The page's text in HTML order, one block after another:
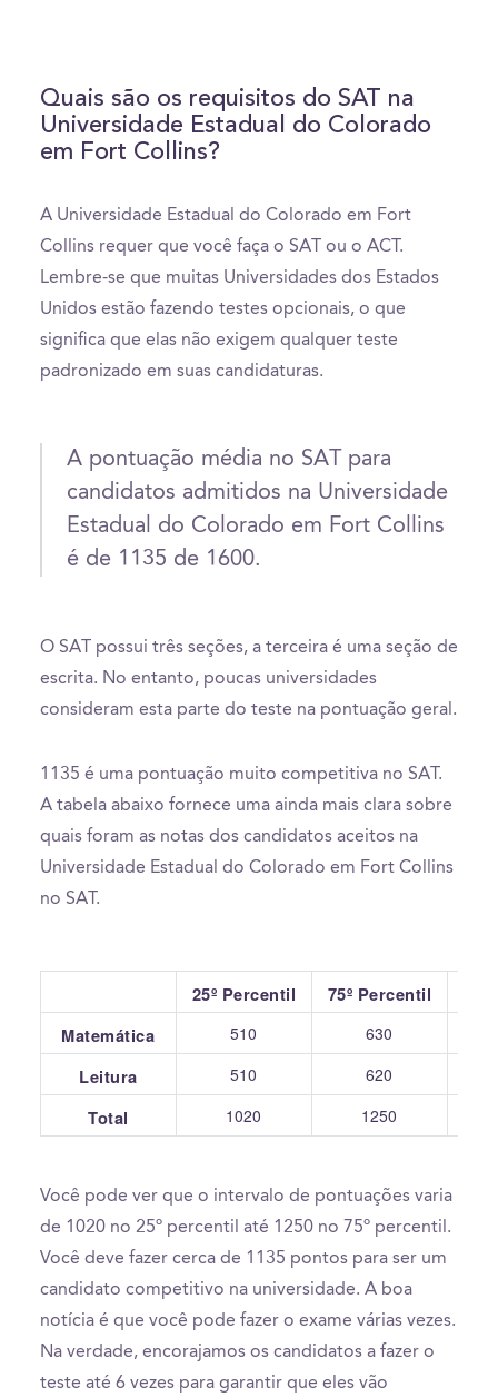
Quais são os requisitos do SAT na
Universidade Estadual do Colorado
em Fort Collins?
A Universidade Estadual do Colorado em Fort
Collins requer que você faça o SAT ou o ACT.
Lembre-se que muitas Universidades dos Estados
Unidos estão fazendo testes opcionais, o que
significa que elas não exigem qualquer teste
padronizado em suas candidaturas.
A pontuação média no SAT para
candidatos admitidos na Universidade
Estadual do Colorado em Fort Collins
é de 1135 de 1600.
O SAT possui três seções, a terceira é uma seção de
escrita. No entanto, poucas universidades
consideram esta parte do teste na pontuação geral.
1135 é uma pontuação muito competitiva no SAT.
A tabela abaixo fornece uma ainda mais clara sobre
quais foram as notas dos candidatos aceitos na
Universidade Estadual do Colorado em Fort Collins
no SAT.
25º Percentil 75º Percentil
Matemática
510 630
Leitura 510 620
Total 1020 1250
Você pode ver que o intervalo de pontuações varia
de 1020 no 25º percentil até 1250 no 75º percentil.
Você deve fazer cerca de 1135 pontos para ser um
candidato competitivo na universidade. A boa
notícia é que você pode fazer o exame várias vezes.
Na verdade, encorajamos os candidatos a fazer o
teste até 6 vezes para garantir que eles vão